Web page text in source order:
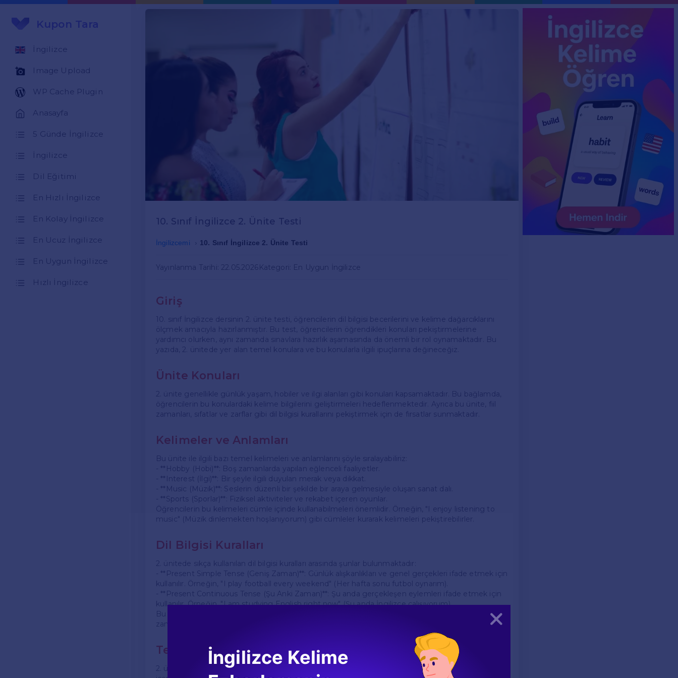
Kupon Tara
İngilizce
Image Upload
WP Cache Plugin
Anasayfa
5 Günde İngilizce
İngilizce
Dil Eğitimi
En Hızlı İngilizce
En Kolay İngilizce
En Ucuz İngilizce
En Uygun İngilizce
Hızlı İngilizce
10. Sınıf İngilizce 2. Ünite Testi
İngilizcemi 10. Sınıf İngilizce 2. Ünite Testi
Yayınlanma Tarihi: 22.05.2026 Kategori: En Uygun İngilizce
Giriş
10. sınıf İngilizce dersinin 2. ünite testi, öğrencilerin dil bilgisi becerilerini ve kelime dağarcıklarını
ölçmek amacıyla hazırlanmıştır. Bu test, öğrencilerin öğrendikleri konuları pekiştirmelerine
yardımcı olurken, aynı zamanda sınavlara hazırlık aşamasında da önemli bir rol oynamaktadır. Bu
yazıda, 2. ünitede yer alan temel konulara ve bu konularla ilgili ipuçlarına değineceğiz.
Ünite Konuları
2. ünite genellikle günlük yaşam, hobiler ve ilgi alanları gibi konuları kapsamaktadır. Bu bağlamda,
öğrencilerin bu konulardaki kelime bilgilerini geliştirmeleri hedeflenmektedir. Ayrıca bu ünite, fiil
zamanları, sıfatlar ve zarflar gibi dil bilgisi kurallarını pekiştirmek için de fırsatlar sunmaktadır.
Kelimeler ve Anlamları
Bu ünite ile ilgili bazı temel kelimeleri ve anlamlarını şöyle sıralayabiliriz:
- **Hobby (Hobi)**: Boş zamanlarda yapılan eğlenceli faaliyetler.
- **Interest (İlgi)**: Bir şeyle ilgili duyulan merak veya dikkat.
- **Music (Müzik)**: Seslerin düzenli bir şekilde bir araya gelmesiyle oluşan sanat dalı.
- **Sports (Sporlar)**: Fiziksel aktiviteler ve rekabet içeren oyunlar.
Öğrencilerin bu kelimeleri cümle içinde kullanabilmeleri önemlidir. Örneğin, "I enjoy listening to
music" (Müzik dinlemekten hoşlanıyorum) gibi cümleler kurarak kelimeleri pekiştirebilirler.
Dil Bilgisi Kuralları
2. ünitede sıkça kullanılan dil bilgisi kuralları arasında şunlar bulunmaktadır:
- **Present Simple Tense (Geniş Zaman)**: Günlük alışkanlıkları ve genel gerçekleri ifade etmek için
kullanılır. Örneğin, "I play football every weekend" (Her hafta sonu futbol oynarım).
- **Present Continuous Tense (Şu Anki Zaman)**: Şu anda gerçekleşen eylemleri ifade etmek için
kullanılır. Örneğin, "I am studying English right now" (Şu anda İngilizce çalışıyorum).
Bu zamanların doğru bir şekilde kullanılabilmesi için bolca pratik yapmak gerekir. Öğrenciler, bu
zamanlarla ilgili alıştırmalar yaparak bilgilerini pekiştirebilirler.
Test Formatı
2. ünite testi genellikle çoktan seçmeli sorular, doğru-yanlış soruları ve boşluk doldurma soruları
Kapat
İngilizce Kelime